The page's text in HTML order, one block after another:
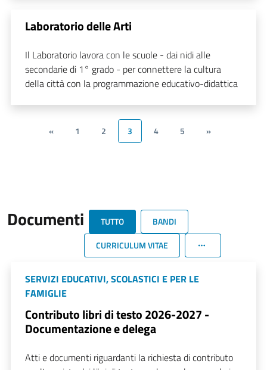
Laboratorio delle Arti
Il Laboratorio lavora con le scuole - dai nidi alle
secondarie di 1° grado - per connettere la cultura
della città con la programmazione educativo-didattica
« 1 2 3 4 5 »
Documenti TUTTO
BANDI
CURRICULUM VITAE
SERVIZI EDUCATIVI, SCOLASTICI E PER LE
FAMIGLIE
Contributo libri di testo 2026-2027 -
Documentazione e delega
Atti e documenti riguardanti la richiesta di contributo